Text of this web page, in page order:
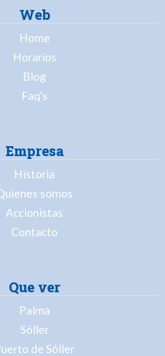
Web
Home
Horarios
Blog
Faq's
Empresa
Historia
somos
Accionistas
Contacto
Que ver
Palma
Sóller
de Sóller